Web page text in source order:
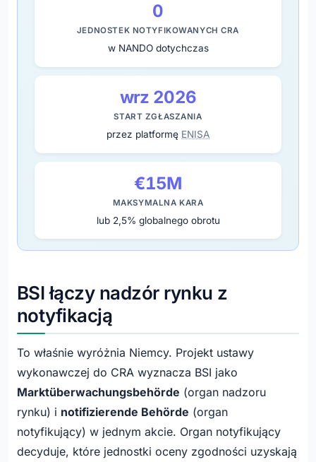
0
JEDNOSTEK NOTYFIKOWANYCH CRA
w NANDO dotychczas
wrz 2026
START ZGŁASZANIA
przez platformę ENISA
€15M
MAKSYMALNA KARA
lub 2,5% globalnego obrotu
BSI łączy nadzór rynku z
notyfikacją
To właśnie wyróżnia Niemcy. Projekt ustawy
wykonawczej do CRA wyznacza BSI jako
Marktüberwachungsbehörde (organ nadzoru
rynku) i notifizierende Behörde (organ
notyfikujący) w jednym akcie. Organ notyfikujący
decyduje, które jednostki oceny zgodności uzyskają